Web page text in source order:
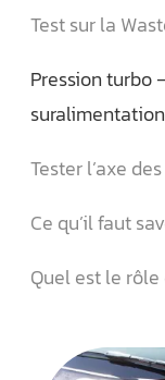
Test sur la
Pression turbo
suralimentation
Tester l’axe
Ce qu’il faut
Quel est le